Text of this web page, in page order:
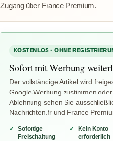
Zugang über France Premium.
KOSTENLOS · OHNE
Sofort mit Werbung
Der vollständige Artikel wird
Google-Werbung zustimmen
Ablehnung sehen Sie
Nachrichten.fr und France
Sofortige
Freischaltung
Kein Konto
erforderlich